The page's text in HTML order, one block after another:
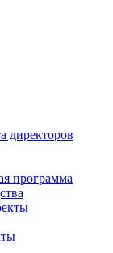
директоров
программа